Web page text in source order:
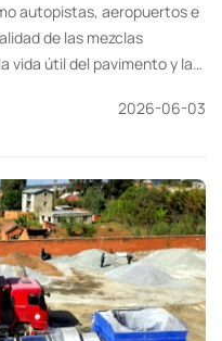
autopistas, aeropuertos e
de las mezclas
vida útil del pavimento y la
betún es el equipo
y a gran escala de
solo sistema. Mediante
la proporción de la mezcla,
estable del asfalto, lo
en la ingeniería vial
2026-06-03